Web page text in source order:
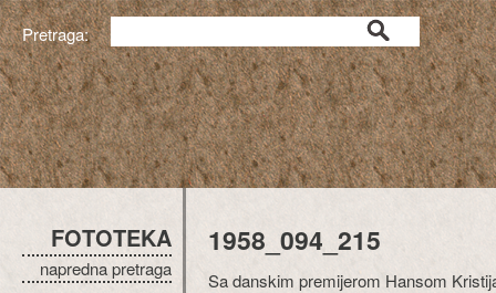
Pretraga:
FOTOTEKA
napredna pretraga
1958_094_215
Sa danskim premijerom Hansom